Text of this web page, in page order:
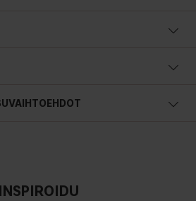
INSPIROIDU